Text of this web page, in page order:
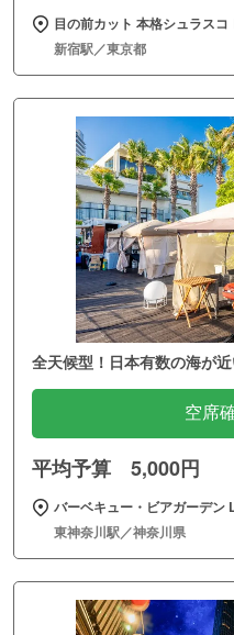
目の前カット 本格シュラス
新宿駅／東京都
全天候型！日本有数の海が
空席
平均予算 5,000円
バーベキュー・ビアガーデ
東神奈川駅／神奈川県